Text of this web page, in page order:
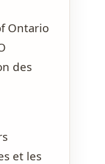
Ontario
des
et les